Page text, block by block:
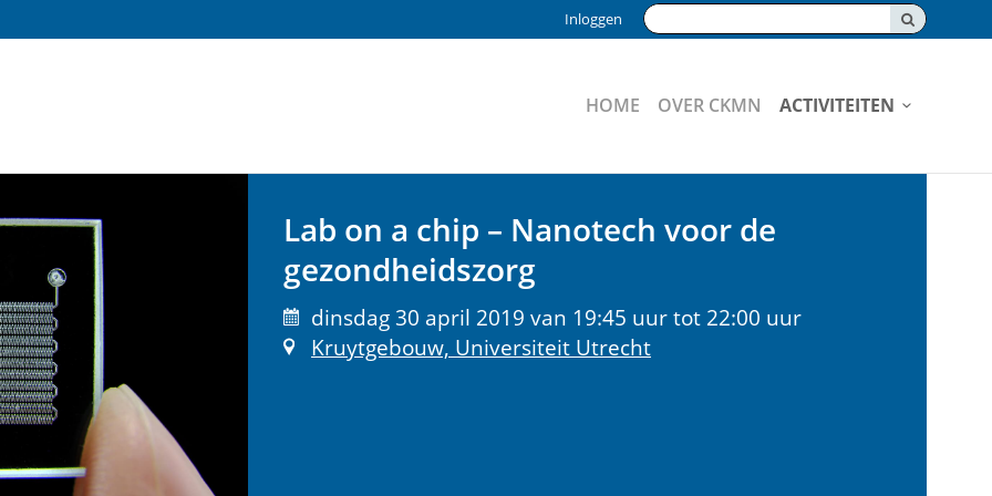
Zoeken:
Inloggen
HOME OVER CKMN ACTIVITEITEN
Lab on a chip – Nanotech voor de
gezondheidszorg
dinsdag 30 april 2019 van 19:45 uur tot 22:00 uur
Kruytgebouw, Universiteit Utrecht